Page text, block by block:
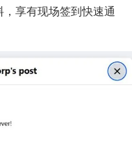
，享有现场签到快速通